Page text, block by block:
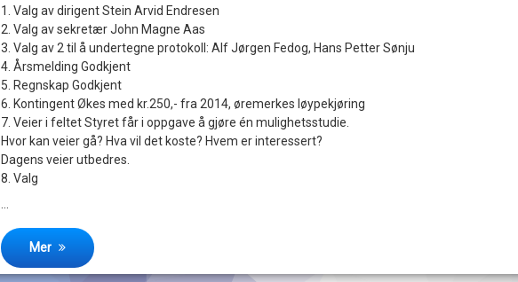
1. Valg av dirigent Stein Arvid Endresen
2. Valg av sekretær John Magne Aas
3. Valg av 2 til å undertegne protokoll: Alf Jørgen Fedog, Hans Petter Sønju
4. Årsmelding Godkjent
5. Regnskap Godkjent
6. Kontingent Økes med kr.250,- fra 2014, øremerkes løypekjøring
7. Veier i feltet Styret får i oppgave å gjøre én mulighetsstudie.
Hvor kan veier gå? Hva vil det koste? Hvem er interessert?
Dagens veier utbedres.
8. Valg
Mer